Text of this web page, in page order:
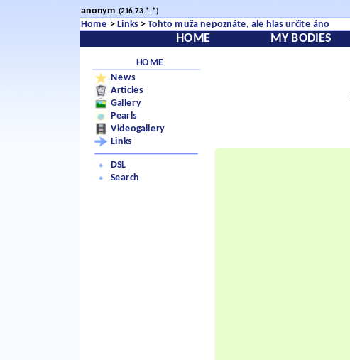
anonym (216.73.*.*)
Home > Links>Tohto muža nepoznáte, ale hlas určite áno
HOME MY BODIES
HOME
News
Articles
Gallery
Pearls
Videogallery
Links
DSL
Search